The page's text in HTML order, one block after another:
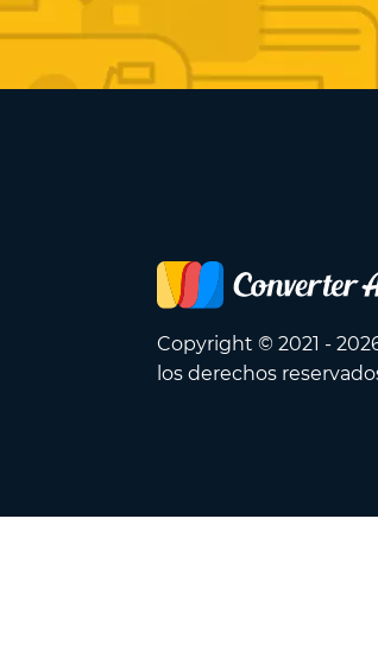
Copyright © 2021 -
los derechos